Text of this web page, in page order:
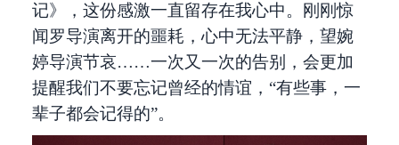
记》，这份感激一直留存在我心中。刚刚惊
闻罗导演离开的噩耗，心中无法平静，望婉
婷导演节哀……一次又一次的告别，会更加
提醒我们不要忘记曾经的情谊，“有些事，一
辈子都会记得的”。